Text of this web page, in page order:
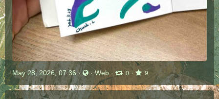
May 28, 2026, 07:36 · ·Web· 0· 9